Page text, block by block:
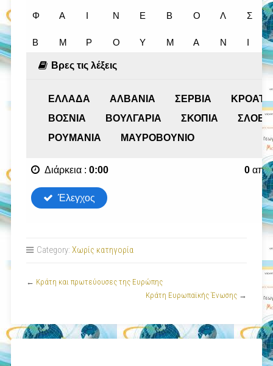
Category: Χωρίς κατηγορία
← Κράτη και πρωτεύουσες της Ευρώπης
Κράτη Ευρωπαϊκής Ένωσης →